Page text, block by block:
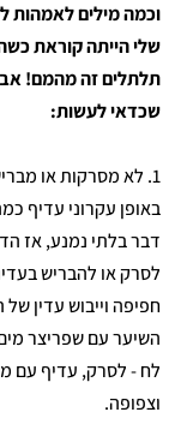
וכמה מילים לאמהות
שלי הייתה קוראת
תלתלים זה מהמם!
שכדאי לעשות:
1. לא מסרקות או מברישות תלתלים יבשים
באופן עקרוני עדיף
דבר בלתי נמנע, אז
לסרק או להבריש
חפיפה וייבוש עדין
השיער עם שפריצר
לח - לסרק, עדיף עם
וצפופה.